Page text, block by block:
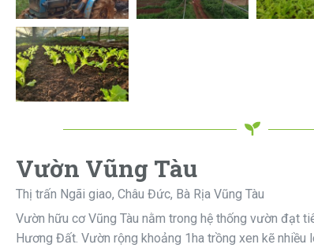
Vườn Vũng Tàu
Thị trấn Ngãi giao, Châu Đức, Bà Rịa Vũng Tàu
Vườn hữu cơ Vũng Tàu nằm trong hệ thống vườn đạt
Hương Đất. Vườn rộng khoảng 1ha trồng xen kẽ